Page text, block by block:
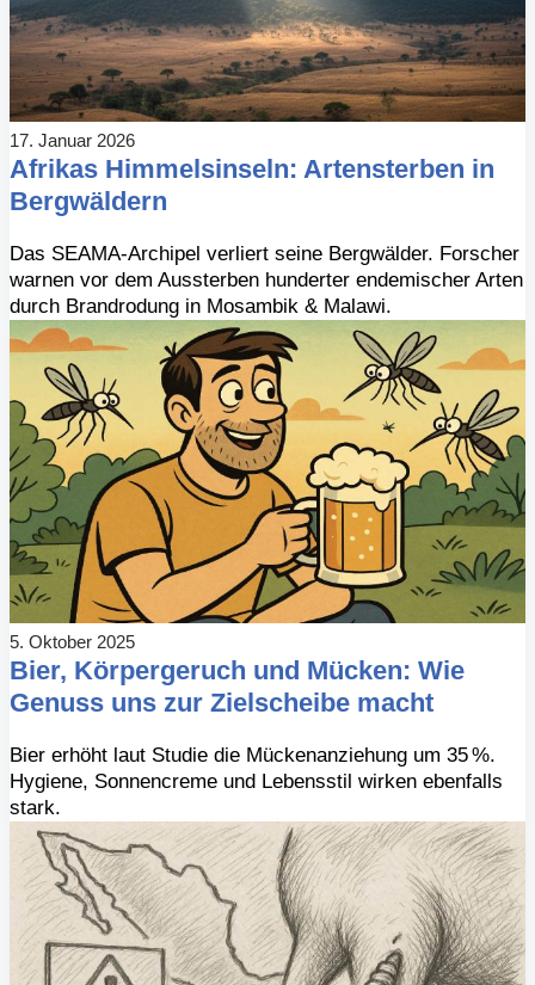
17. Januar 2026
Afrikas Himmelsinseln: Artensterben in
Bergwäldern
Das SEAMA-Archipel verliert seine Bergwälder. Forscher
warnen vor dem Aussterben hunderter endemischer Arten
durch Brandrodung in Mosambik & Malawi.
5. Oktober 2025
Bier, Körpergeruch und Mücken: Wie
Genuss uns zur Zielscheibe macht
Bier erhöht laut Studie die Mückenanziehung um 35 %.
Hygiene, Sonnencreme und Lebensstil wirken ebenfalls
stark.